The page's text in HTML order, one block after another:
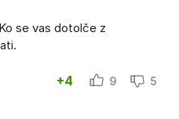
se vas dotolče z
+4 9 5